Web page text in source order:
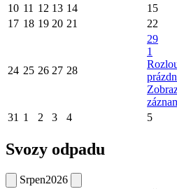
10 11 12 13 14 15
17 18 19 20 21 22
24 25 26 27 28
29
1
31 1 2 3 4 5
Svozy odpadu
Srpen2026